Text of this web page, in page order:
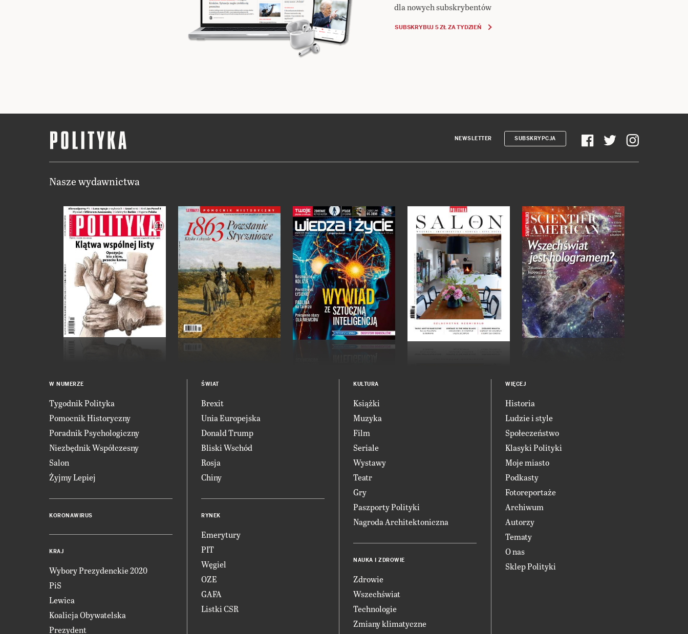
dla nowych subskrybentów
SUBSKRYBUJ 5 ZŁ ZA TYDZIEŃ
NEWSLETTER SUBSKRYPCJA
Nasze wydawnictwa
W NUMERZE
Tygodnik Polityka
Pomocnik Historyczny
Poradnik Psychologiczny
Niezbędnik Współczesny
Salon
Żyjmy Lepiej
KORONAWIRUS
KRAJ
Wybory Prezydenckie 2020
PiS
Lewica
Koalicja Obywatelska
Prezydent
ŚWIAT
Brexit
Unia Europejska
Donald Trump
Bliski Wschód
Rosja
Chiny
RYNEK
Emerytury
PIT
Węgiel
OZE
GAFA
Listki CSR
KULTURA
Książki
Muzyka
Film
Seriale
Wystawy
Teatr
Gry
Paszporty Polityki
Nagroda Architektoniczna
NAUKA I ZDROWIE
Zdrowie
Wszechświat
Technologie
Zmiany klimatyczne
WIĘCEJ
Historia
Ludzie i style
Społeczeństwo
Klasyki Polityki
Moje miasto
Podkasty
Fotoreportaże
Archiwum
Autorzy
Tematy
O nas
Sklep Polityki